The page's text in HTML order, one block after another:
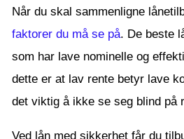
Når du skal sammenligne
faktorer du må se på. De beste
som har lave nominelle og
dette er at lav rente betyr lave
det viktig å ikke se seg blind på
Ved lån med sikkerhet får du